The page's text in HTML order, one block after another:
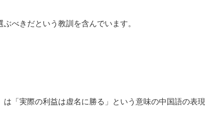
べきだという教訓を含んでいます。
「実際の利益は虚名に勝る」という意味の中国語の表現